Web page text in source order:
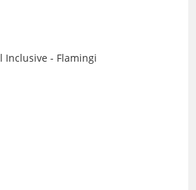
Inclusive - Flamingi